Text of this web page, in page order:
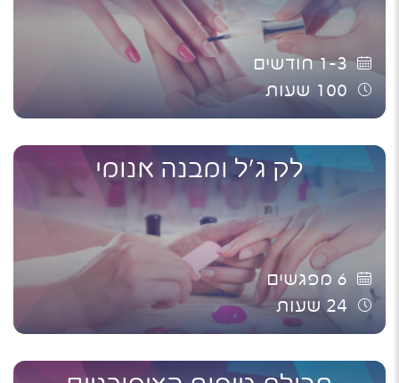
1-3 חודשים
100 שעות
לק ג'ל ומבנה אנומי
6 מפגשים
24 שעות